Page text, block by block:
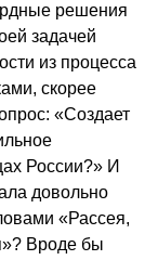
решения
задачей
из процесса
скорее
«Создает
России?» И
довольно
«Рассея,
Вроде бы